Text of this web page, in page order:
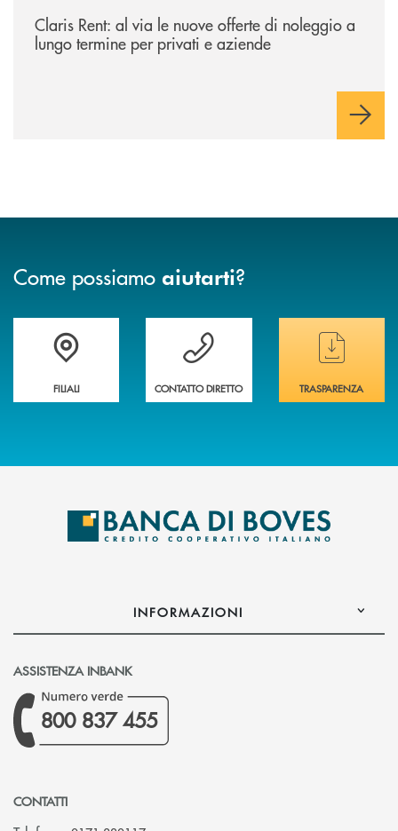
Claris Rent: al via le nuove offerte di noleggio a
lungo termine per privati e aziende
Come possiamo aiutarti?
Trova la filiale&nbsp; più vicina a te
FILIALI
Hai bisogno di assistenza immediata ?
CONTATTO DIRETTO
Hai bisogno di
TRASPARENZA
INFORMAZIONI
ASSISTENZA INBANK
800 837 455
CONTATTI